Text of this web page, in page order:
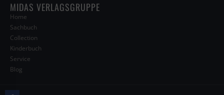
MIDAS VERLAGSGRUPPE
Home
Sachbuch
Collection
Kinderbuch
Service
Blog